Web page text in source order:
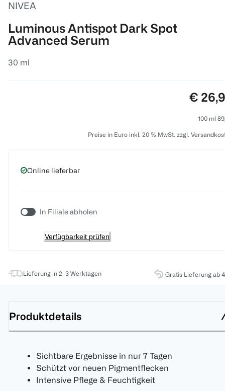
NIVEA
Luminous Antispot Dark Spot
Advanced Serum
30 ml
Preis:
€
100 ml
Preise in Euro inkl. 20 % MwSt. zzgl.
Online lieferbar
In Filiale abholen
Verfügbarkeit prüfen
Lieferung in 2-3 Werktagen Gratis Lieferung ab
Produktdetails
Sichtbare Ergebnisse in nur 7 Tagen
Schützt vor neuen Pigmentflecken
Intensive Pflege & Feuchtigkeit